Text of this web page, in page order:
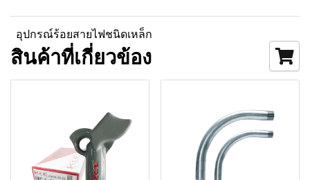
อุปกรณ์ร้อยสายไฟชนิดเหล็ก
สินค้าที่เกี่ยวข้อง